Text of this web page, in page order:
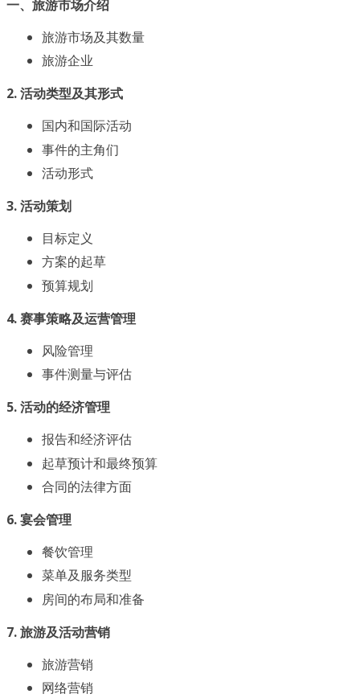
一、旅游市场介绍
旅游市场及其数量
旅游企业
2. 活动类型及其形式
国内和国际活动
事件的主角们
活动形式
3. 活动策划
目标定义
方案的起草
预算规划
4. 赛事策略及运营管理
风险管理
事件测量与评估
5. 活动的经济管理
报告和经济评估
起草预计和最终预算
合同的法律方面
6. 宴会管理
餐饮管理
菜单及服务类型
房间的布局和准备
7. 旅游及活动营销
旅游营销
网络营销